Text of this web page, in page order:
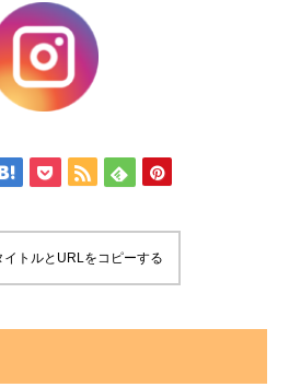
イトルとURLをコピーする